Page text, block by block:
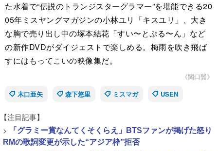
た水着で“伝説のトランジスターグラマー”を堪能できる20
05年ミスヤングマガジンの小林ユリ「キスユリ」、大き
な胸で売り出し中の塚本結花「すい〜とぷる〜ん」など
の新作DVDがダイジェストで楽しめる。梅雨を吹き飛ば
すにはもってこいの映像集だ。
《関口賢》
木口亜矢
森下悠里 ミスマガ USEN
【注目記事】
>
「グラミー賞なんてくそくらえ」BTSファンが掲げた怒り
RMの歌詞変更が示した“アジア枠”拒否